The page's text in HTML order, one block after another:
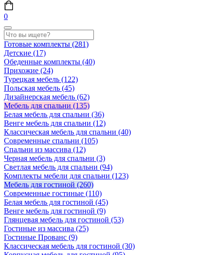
0
Готовые комплекты (281)
Детские (17)
Обеденные комплекты (40)
Прихожие (24)
Турецкая мебель (122)
Польская мебель (45)
Дизайнерская мебель (62)
Мебель для спальни (135)
Белая мебель для спальни (36)
Венге мебель для спальни (12)
Классическая мебель для спальни (40)
Современные спальни (105)
Спальни из массива (12)
Черная мебель для спальни (3)
Светлая мебель для спальни (94)
Комплекты мебели для спальни (123)
Мебель для гостиной (260)
Современные гостиные (110)
Белая мебель для гостиной (45)
Венге мебель для гостиной (9)
Глянцевая мебель для гостиной (53)
Гостиные из массива (25)
Гостиные Прованс (9)
Классическая мебель для гостиной (30)